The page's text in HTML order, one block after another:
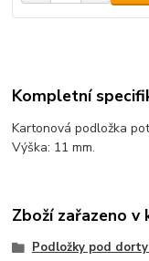
Kompletní
Kartonová podložka
Výška: 11 mm.
Zboží zařazeno v
Podložky pod